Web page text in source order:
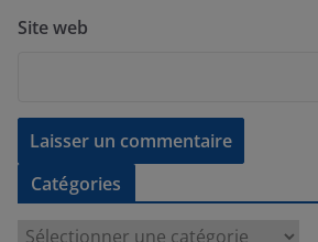
Site web
Catégories